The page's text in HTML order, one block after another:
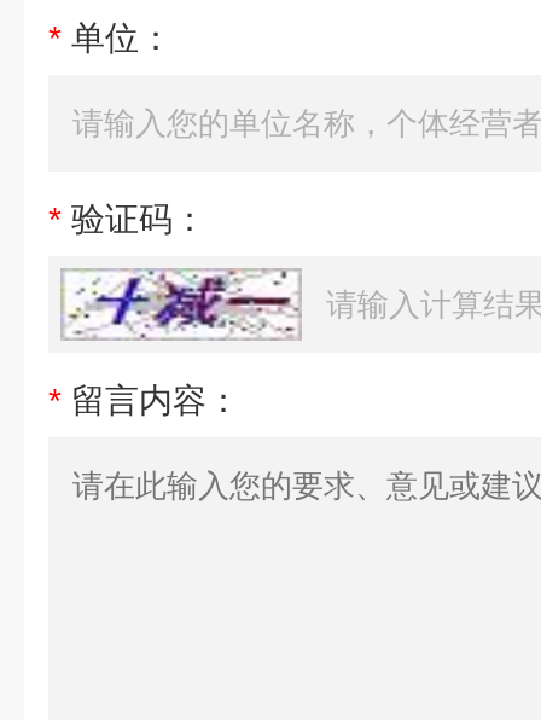
* 单位：
* 验证码：
* 留言内容：